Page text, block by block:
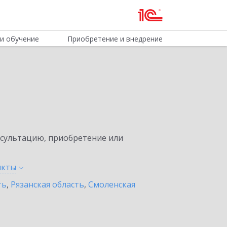
обучение Приобретение и внедрение
приобретение или
, Рязанская область, Смоленская